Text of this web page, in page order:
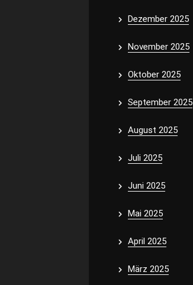
Dezember 2025
November 2025
Oktober 2025
September 2025
August 2025
Juli 2025
Juni 2025
Mai 2025
April 2025
März 2025